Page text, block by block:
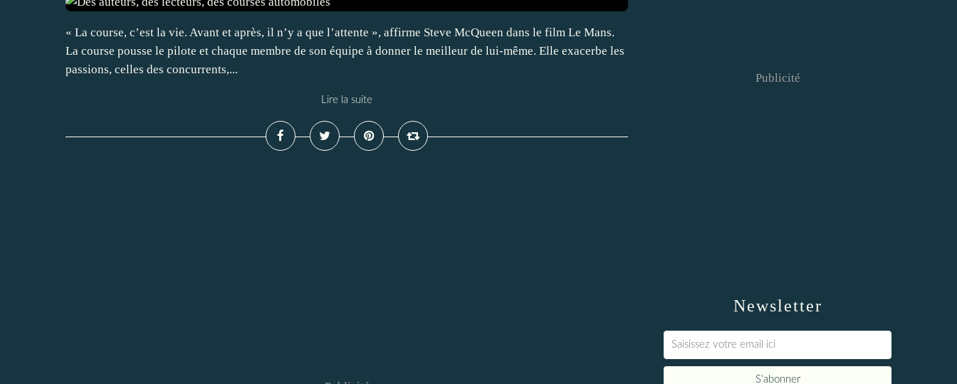
« La course, c’est la vie. Avant et après, il n’y a que l’attente », affirme Steve McQueen dans le film Le Mans.
La course pousse le pilote et chaque membre de son équipe à donner le meilleur de lui-même. Elle exacerbe les
passions, celles des concurrents,...
Lire la suite
Newsletter
Publicité